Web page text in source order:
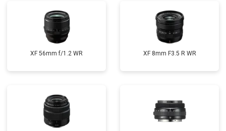
XF 56mm f/1.2 WR XF 8mm F3.5 R WR